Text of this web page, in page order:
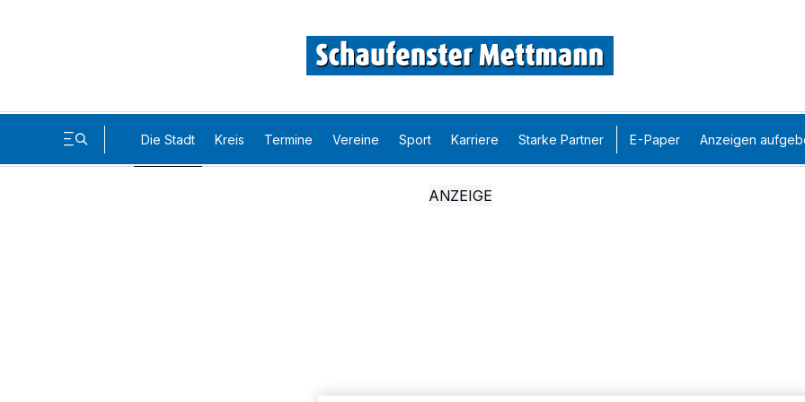
Die Stadt Kreis Termine Vereine Sport Karriere Starke Partner E-Paper Anzeigen